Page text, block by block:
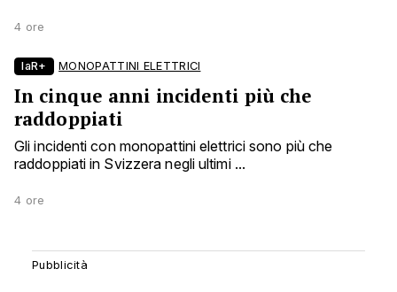
4 ore
laR+ MONOPATTINI ELETTRICI
In cinque anni incidenti più che
raddoppiati
Gli incidenti con monopattini elettrici sono più che
raddoppiati in Svizzera negli ultimi ...
4 ore